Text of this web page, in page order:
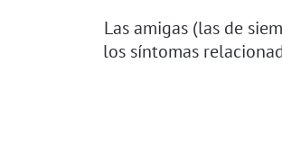
Las amigas (las de
los síntomas